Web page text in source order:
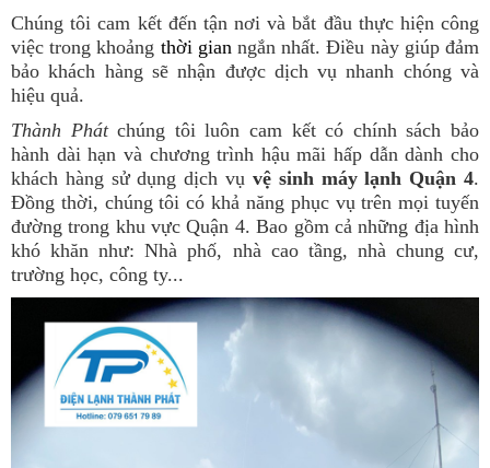
Chúng tôi cam kết đến tận nơi và bắt đầu thực hiện công
việc trong khoảng thời gian ngắn nhất. Điều này giúp đảm
bảo khách hàng sẽ nhận được dịch vụ nhanh chóng và
hiệu quả.
Thành Phátchúng tôi luôn cam kết có chính sách bảo
hành dài hạn và chương trình hậu mãi hấp dẫn dành cho
khách hàng sử dụng dịch vụ vệ sinh máy lạnh Quận 4.
Đồng thời, chúng tôi có khả năng phục vụ trên mọi tuyến
đường trong khu vực Quận 4. Bao gồm cả những địa hình
khó khăn như: Nhà phố, nhà cao tầng, nhà chung cư,
trường học, công ty...